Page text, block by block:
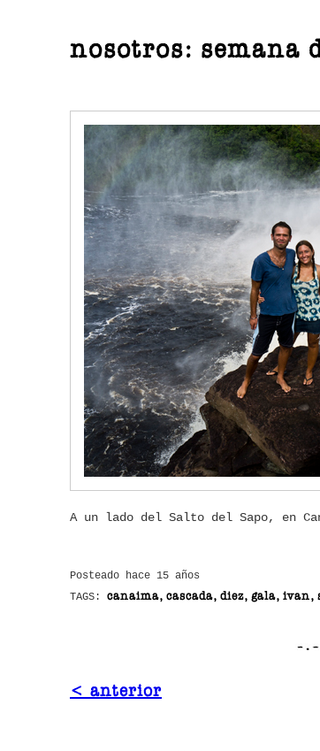
nosotros: semana
A un lado del Salto del Sapo, en
Posteado hace 15 años
TAGS: canaima, cascada, diez, gala, ivan,
< anterior